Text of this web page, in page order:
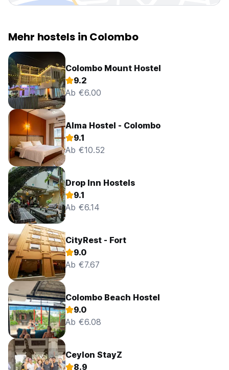
Mehr hostels in Colombo
Colombo Mount Hostel
9.2
Ab €6.00
Alma Hostel - Colombo
9.1
Ab €10.52
Drop Inn Hostels
9.1
Ab €6.14
CityRest - Fort
9.0
Ab €7.67
Colombo Beach Hostel
9.0
Ab €6.08
Ceylon StayZ
8.9